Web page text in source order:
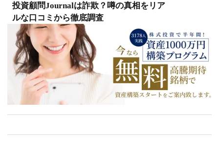
投資顧問Journalは詐欺？噂の真相をリア
ルな口コミから徹底調査